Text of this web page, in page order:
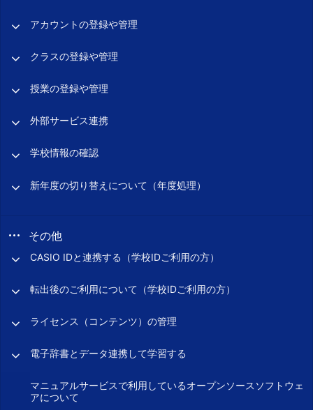
アカウントの登録や管理
クラスの登録や管理
授業の登録や管理
外部サービス連携
学校情報の確認
新年度の切り替えについて（年度処理）
その他
CASIO IDと連携する（学校IDご利用の方）
転出後のご利用について（学校IDご利用の方）
ライセンス（コンテンツ）の管理
電子辞書とデータ連携して学習する
マニュアルサービスで利用しているオープンソースソフトウェ
アについて